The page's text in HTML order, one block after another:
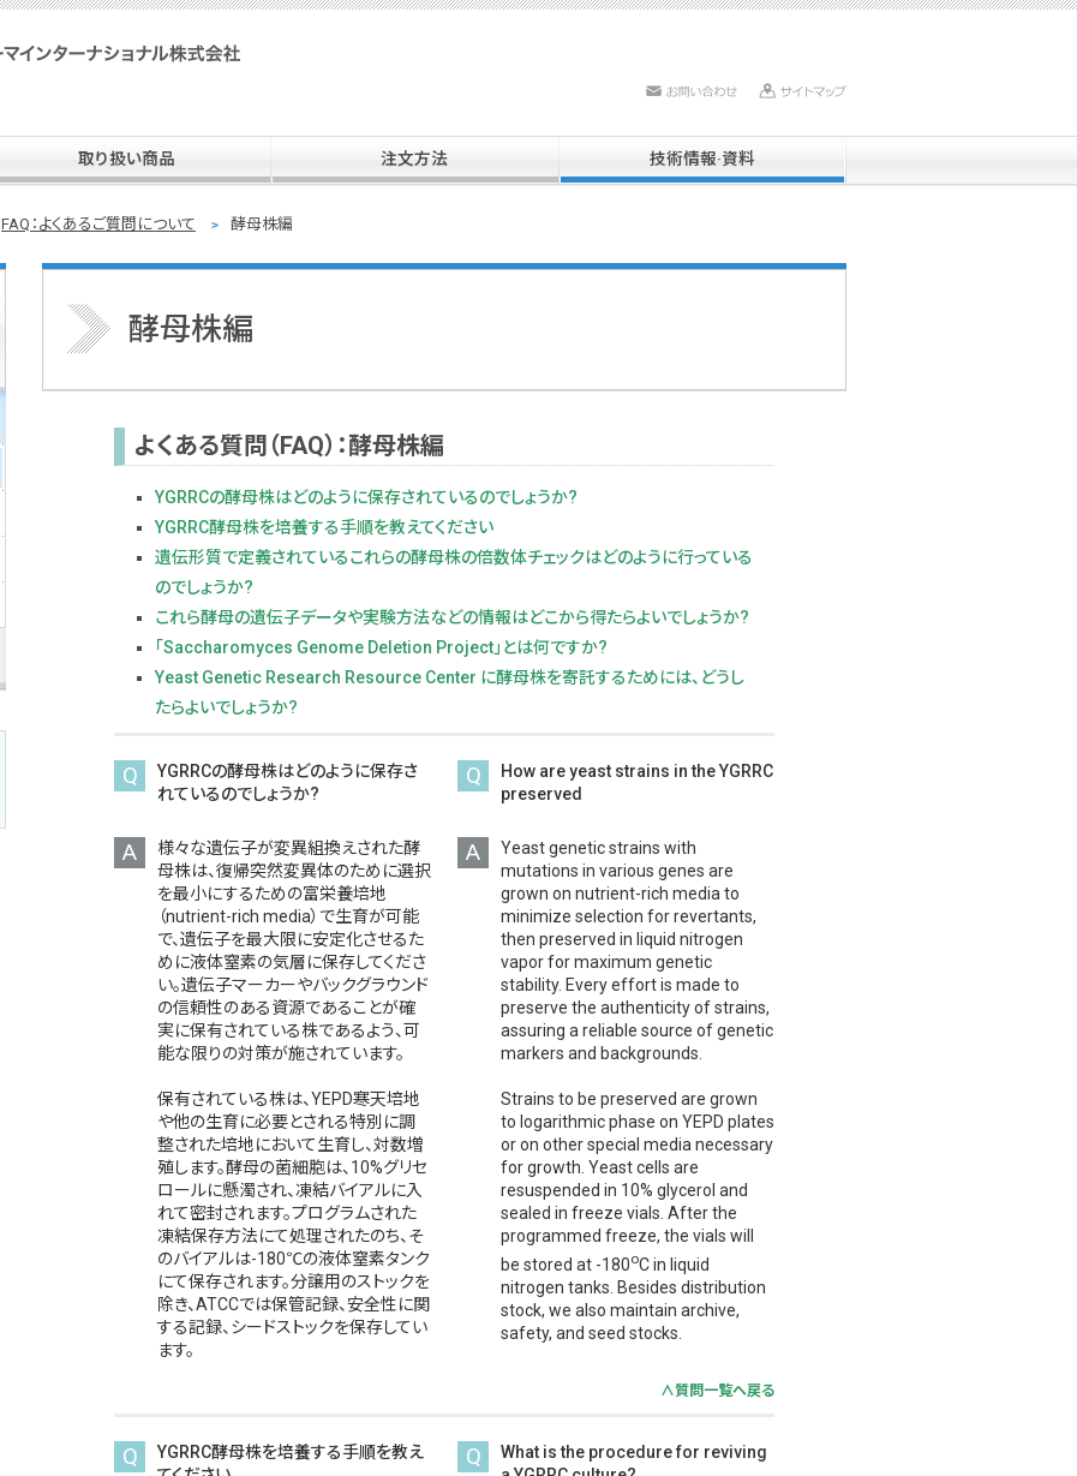
取り扱い商品 注文方法 技術情報·資料
FAQ：よくあるご質問について 酵母株編
酵母株編
よくある質問（FAQ）：酵母株編
YGRRCの酵母株はどのように保存されているのでしょうか?
YGRRC酵母株を培養する手順を教えてください
遺伝形質で定義されているこれらの酵母株の倍数体チェックはどのように行っている
のでしょうか?
これら酵母の遺伝子データや実験方法などの情報はどこから得たらよいでしょうか?
「Saccharomyces Genome Deletion Project」とは何ですか?
Yeast Genetic Research Resource Center に酵母株を寄託するためには、どうし
たらよいでしょうか?
Q
YGRRCの酵母株はどのように保存さ
れているのでしょうか?
A
様々な遺伝子が変異組換えされた酵
母株は、復帰突然変異体のために選択
を最小にするための富栄養培地
（nutrient-rich media）で生育が可能
で、遺伝子を最大限に安定化させるた
めに液体窒素の気層に保存してくださ
い。遺伝子マーカーやバックグラウンド
の信頼性のある資源であることが確
実に保有されている株であるよう、可
能な限りの対策が施されています。
保有されている株は、YEPD寒天培地
や他の生育に必要とされる特別に調
整された培地において生育し、対数増
殖します。酵母の菌細胞は、10%グリセ
ロールに懸濁され、凍結バイアルに入
れて密封されます。プログラムされた
凍結保存方法にて処理されたのち、そ
のバイアルは-180℃の液体窒素タンク
にて保存されます。分譲用のストックを
除き、ATCCでは保管記録、安全性に関
する記録、シードストックを保存してい
ます。
Q
How are yeast strains in the YGRRC
preserved
A
Yeast genetic strains with
mutations in various genes are
grown on nutrient-rich media to
minimize selection for revertants,
then preserved in liquid nitrogen
vapor for maximum genetic
stability. Every effort is made to
preserve the authenticity of strains,
assuring a reliable source of genetic
markers and backgrounds.
Strains to be preserved are grown
to logarithmic phase on YEPD plates
or on other special media necessary
for growth. Yeast cells are
resuspended in 10% glycerol and
sealed in freeze vials. After the
programmed freeze, the vials will
be stored at -180oC in liquid
nitrogen tanks. Besides distribution
stock, we also maintain archive,
safety, and seed stocks.
∧質問一覧へ戻る
Q
YGRRC酵母株を培養する手順を教え
Q
What is the procedure for reviving